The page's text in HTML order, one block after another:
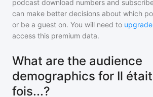
podcast download numbers and
can make better decisions about which
or be a guest on. You will need to
access this premium data.
What are the audience
demographics for Il
fois...?